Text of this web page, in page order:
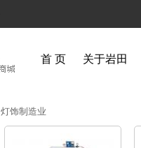
首 页 关于岩田
灯饰制造业